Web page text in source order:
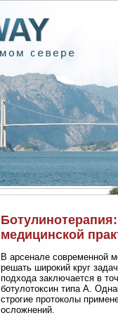
медицинской
В арсенале современной
решать широкий круг
подхода заключается в
ботулотоксин типа А.
строгие протоколы
осложнений.